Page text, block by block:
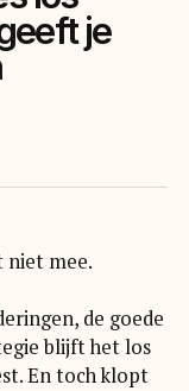
je
niet mee.
de goede
blijft het los
En toch klopt